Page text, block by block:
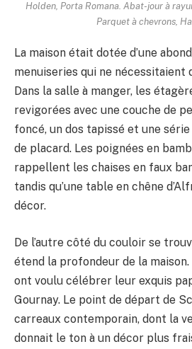
Holden, Porta Romana. Abat-jour à
Parquet à chevrons,
La maison était dotée d’une
menuiseries qui ne nécessitaient
Dans la salle à manger, les
revigorées avec une couche de
foncé, un dos tapissé et une
de placard. Les poignées en
rappellent les chaises en faux
tandis qu’une table en chêne
décor.
De l’autre côté du couloir se
étend la profondeur de la
ont voulu célébrer leur exquis
Gournay. Le point de départ de
carreaux contemporain, dont la
donnait le ton à un décor plus